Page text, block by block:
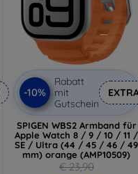
-10%
Rabatt
mit
Gutschein
SPIGEN WBS2 Armband für
Apple Watch 8 / 9 / 10 / 11 /
SE / Ultra (44 / 45 / 46 / 49
mm) orange (AMP10509)
€ 23,90